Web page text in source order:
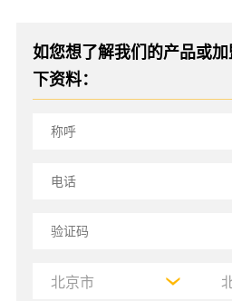
如您想了解我们的产品或
下资料：